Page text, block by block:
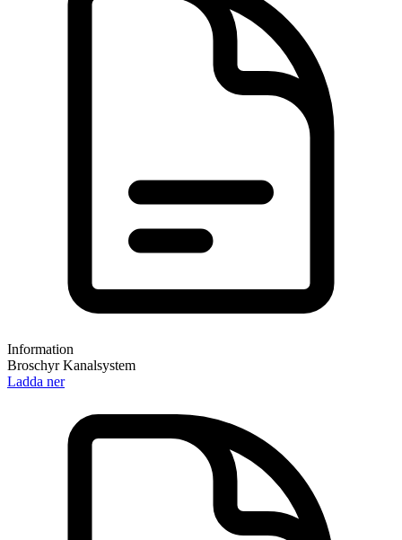
Information
Broschyr Kanalsystem
Ladda ner